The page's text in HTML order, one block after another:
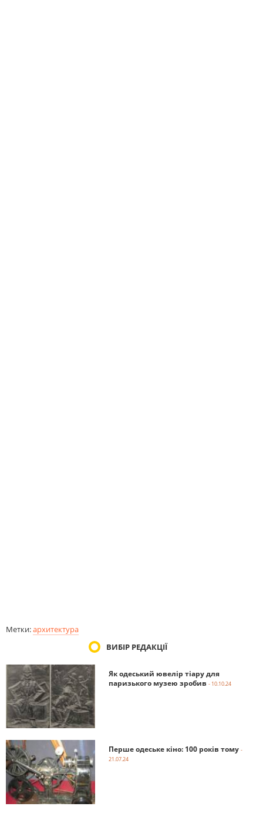
Метки:архитектура
ВИБІР РЕДАКЦІЇ
Як одеський ювелір тіару для
паризького музею зробив - 10.10.24
Перше одеське кіно: 100 років тому -
21.07.24